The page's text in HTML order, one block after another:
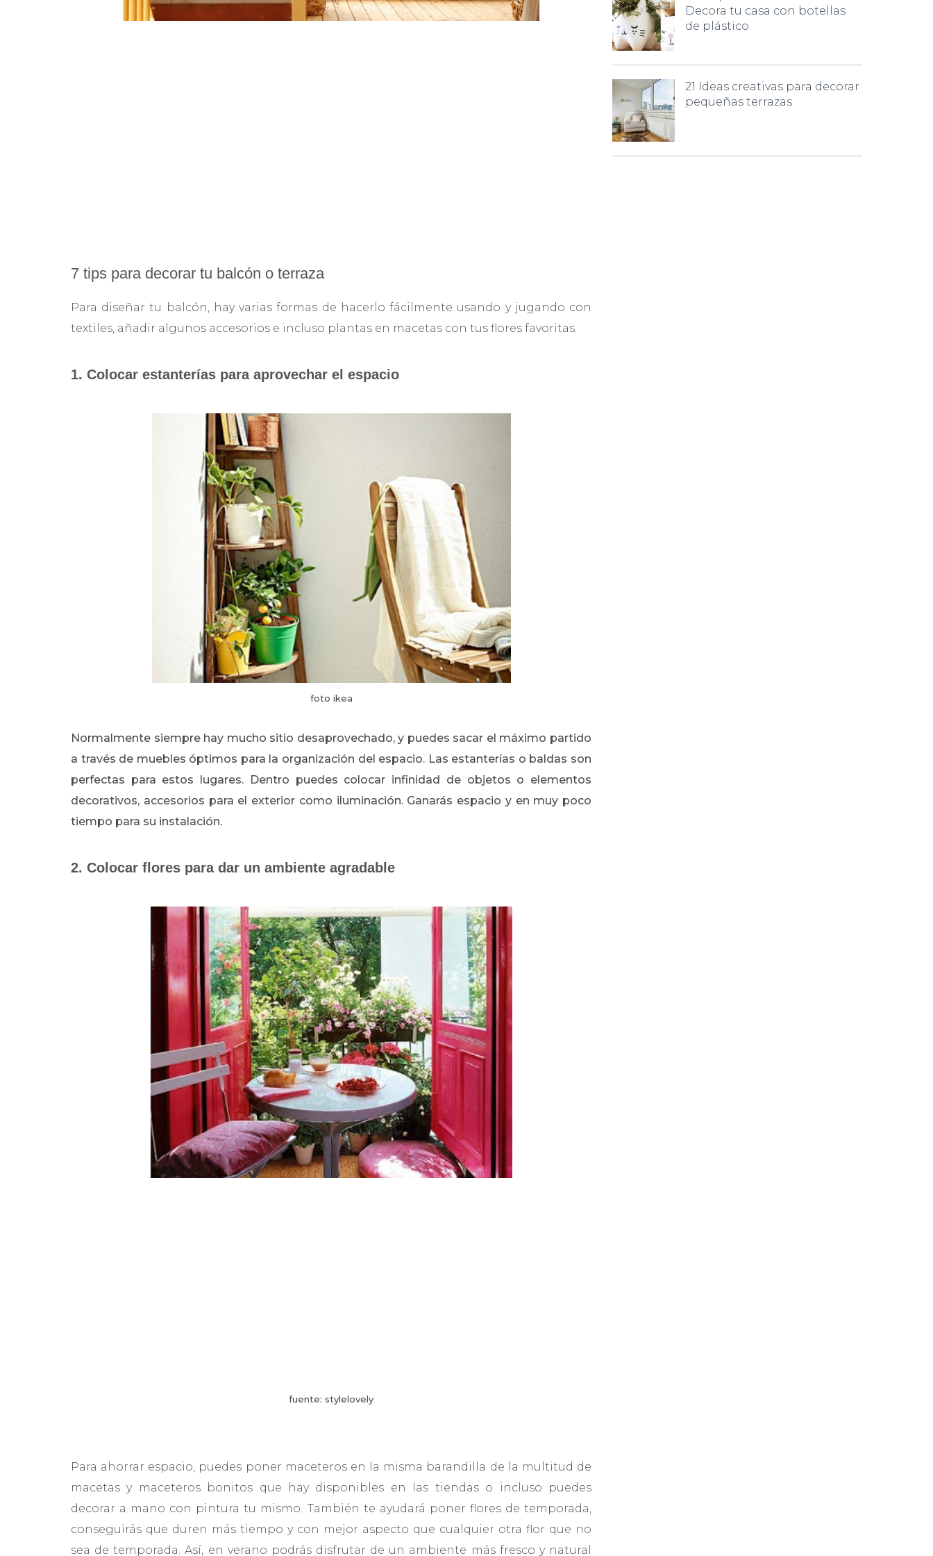
7 tips para decorar tu balcón o terraza
Para diseñar tu balcón, hay varias formas de hacerlo fácilmente usando y jugando con
textiles, añadir algunos accesorios e incluso plantas en macetas con tus flores favoritas.
1. Colocar estanterías para aprovechar el espacio
foto ikea
Normalmente siempre hay mucho sitio desaprovechado, y puedes sacar el máximo partido
a través de muebles óptimos para la organización del espacio. Las estanterías o baldas son
perfectas para estos lugares. Dentro puedes colocar infinidad de objetos o elementos
decorativos, accesorios para el exterior como iluminación. Ganarás espacio y en muy poco
tiempo para su instalación.
2. Colocar flores para dar un ambiente agradable
fuente: stylelovely
Para ahorrar espacio, puedes poner maceteros en la misma barandilla de la multitud de
macetas y maceteros bonitos que hay disponibles en las tiendas o incluso puedes
decorar a mano con pintura tu mismo. También te ayudará poner flores de temporada,
conseguirás que duren más tiempo y con mejor aspecto que cualquier otra flor que no
sea de temporada. Así, en verano podrás disfrutar de un ambiente más fresco y natural
Decora tu casa con botellas
de plástico
21 Ideas creativas para decorar
pequeñas terrazas